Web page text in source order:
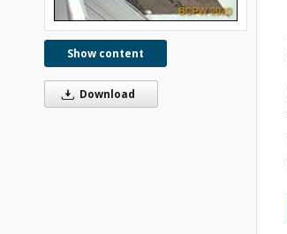
Show content
Download